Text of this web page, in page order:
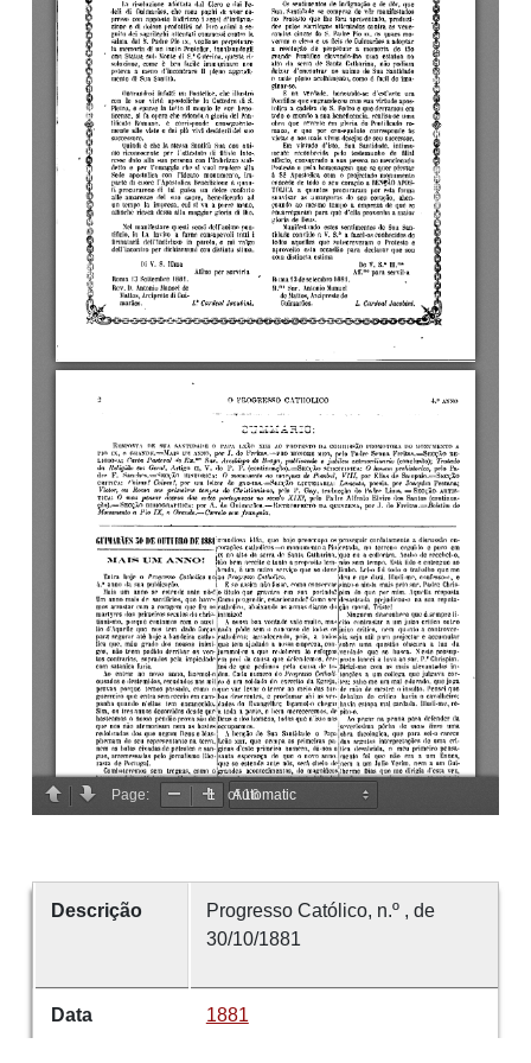
Descrição
Progresso Católico, n.º , de
30/10/1881
Data 1881